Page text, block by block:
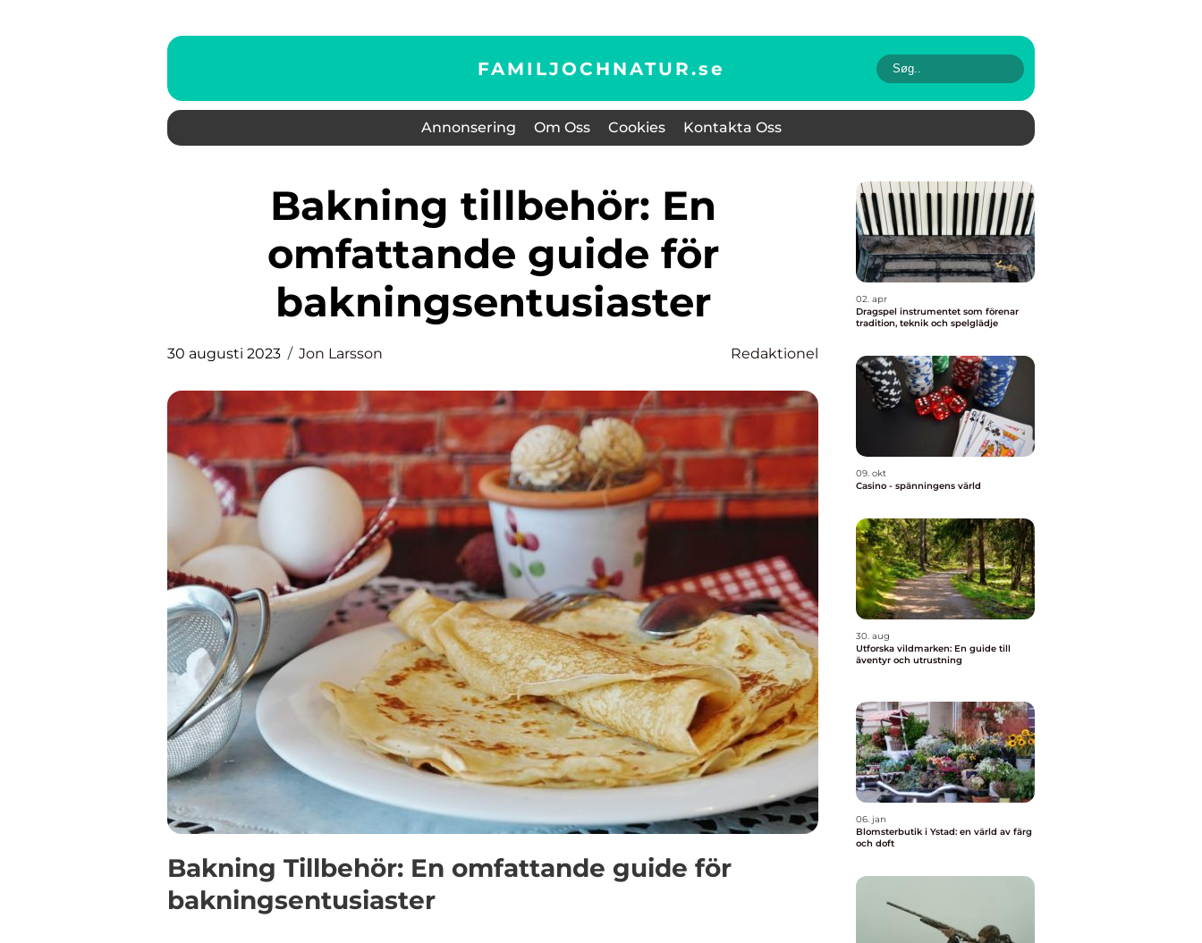
FAMILJOCHNATUR.se
Annonsering Om Oss Cookies Kontakta Oss
Bakning tillbehör: En
omfattande guide för
bakningsentusiaster
30 augusti 2023 Jon Larsson Redaktionel
Bakning Tillbehör: En omfattande guide för
bakningsentusiaster
02. apr
Dragspel instrumentet som förenar
tradition, teknik och spelglädje
09. okt
Casino - spänningens värld
30. aug
Utforska vildmarken: En guide till
äventyr och utrustning
06. jan
Blomsterbutik i Ystad: en värld av färg
och doft